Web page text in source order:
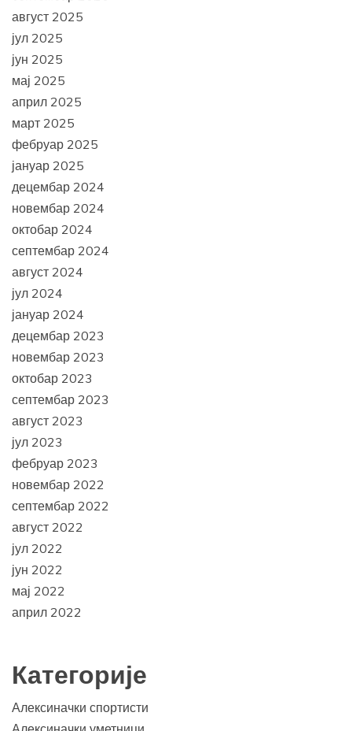
август 2025
јул 2025
јун 2025
мај 2025
април 2025
март 2025
фебруар 2025
јануар 2025
децембар 2024
новембар 2024
октобар 2024
септембар 2024
август 2024
јул 2024
јануар 2024
децембар 2023
новембар 2023
октобар 2023
септембар 2023
август 2023
јул 2023
фебруар 2023
новембар 2022
септембар 2022
август 2022
јул 2022
јун 2022
мај 2022
април 2022
Категорије
Алексиначки спортисти